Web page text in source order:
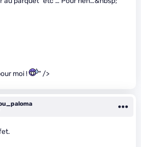
moi ! " />